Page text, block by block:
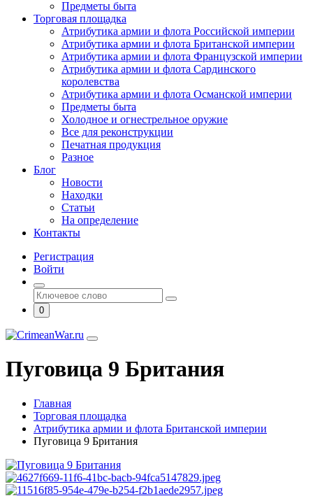
Предметы быта
Торговая площадка
Атрибутика армии и флота Российской империи
Атрибутика армии и флота Британской империи
Атрибутика армии и флота Французской империи
Атрибутика армии и флота Сардинского
королевства
Атрибутика армии и флота Османской империи
Предметы быта
Холодное и огнестрельное оружие
Все для реконструкции
Печатная продукция
Разное
Блог
Новости
Находки
Статьи
На определение
Контакты
Регистрация
Войти
0
Пуговица 9 Британия
Главная
Торговая площадка
Атрибутика армии и флота Британской империи
Пуговица 9 Британия